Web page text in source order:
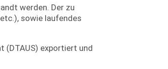
werden. Der zu
sowie laufendes
(DTAUS) exportiert und